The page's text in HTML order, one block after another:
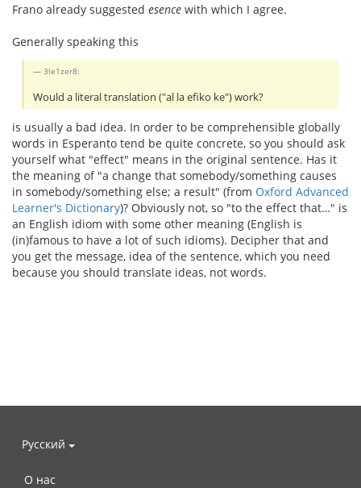
Frano already suggested esence with which I agree.
Generally speaking this
3le1zer8:
Would a literal translation ("al la efiko ke") work?
is usually a bad idea. In order to be comprehensible globally
words in Esperanto tend be quite concrete, so you should ask
yourself what "effect" means in the original sentence. Has it
the meaning of "a change that somebody/something causes
in somebody/something else; a result" (from Oxford Advanced
Learner's Dictionary)? Obviously not, so "to the effect that…" is
an English idiom with some other meaning (English is
(in)famous to have a lot of such idioms). Decipher that and
you get the message, idea of the sentence, which you need
because you should translate ideas, not words.
Русский
О нас